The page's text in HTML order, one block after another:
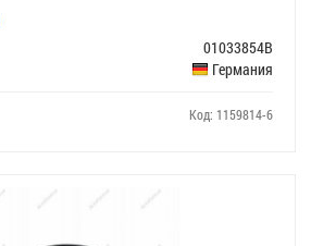
01033854B
Германия
Код: 1159814-6